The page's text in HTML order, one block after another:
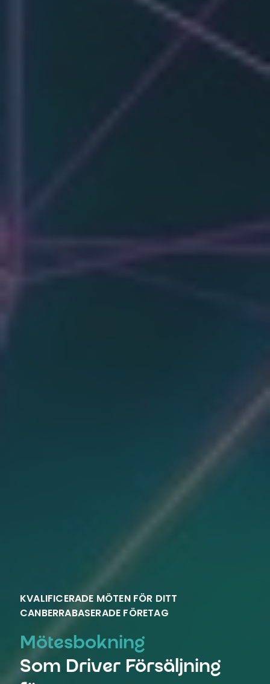
KVALIFICERADE MÖTEN FÖR DITT
CANBERRABASERADE FÖRETAG
Mötesbokning
Som Driver Försäljning